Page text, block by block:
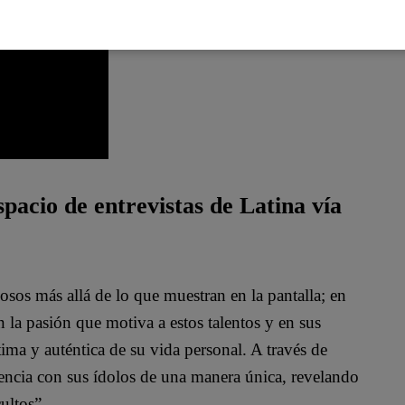
de entrevistas de Latina vía
más allá de lo que muestran en la pantalla; en
la pasión que motiva a estos talentos y en sus
y auténtica de su vida personal. A través de
con sus ídolos de una manera única, revelando